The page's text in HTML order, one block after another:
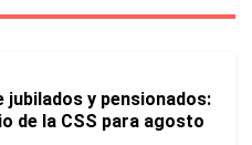
jubilados y pensionados:
de la CSS para agosto